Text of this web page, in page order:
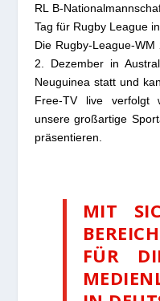
RL B-
Tag für Rugby League
Die Rugby-League-
2. Dezember in
Neuguinea statt und
Free-TV live verfolgt
unsere großartige
präsentieren.
MIT
FÜR